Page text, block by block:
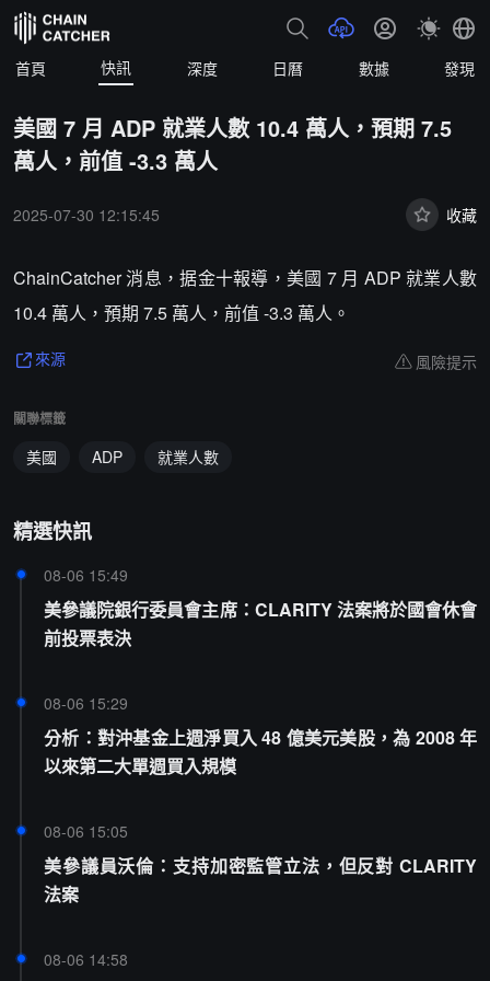
首頁 快訊 深度 日曆 數據 發現
美國 7 月 ADP 就業人數 10.4 萬人，預期 7.5
萬人，前值 -3.3 萬人
2025-07-30 12:15:45 收藏
ChainCatcher 消息，据金十報導，美國 7 月 ADP 就業人數
10.4 萬人，預期 7.5 萬人，前值 -3.3 萬人。
來源 風險提示
關聯標籤
美國 ADP 就業人數
精選快訊
08-06 15:49
美參議院銀行委員會主席：CLARITY 法案將於國會休會
前投票表決
08-06 15:29
分析：對沖基金上週淨買入 48 億美元美股，為 2008 年
以來第二大單週買入規模
08-06 15:05
美參議員沃倫：支持加密監管立法，但反對 CLARITY
法案
08-06 14:58